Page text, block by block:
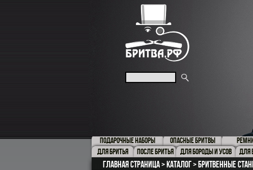
ПОДАРОЧНЫЕ НАБОРЫ
ОПАСНЫЕ БРИТВЫ
ДЛЯ БРИТЬЯ
ПОСЛЕ БРИТЬЯ ДЛЯ БОРОДЫ И УСОВ ДЛЯ
Главная страница Каталог Бритвенные